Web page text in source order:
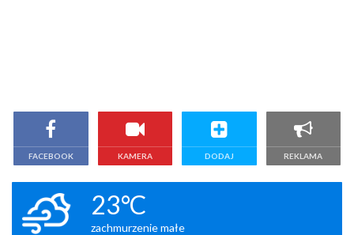
FACEBOOK KAMERA DODAJ REKLAMA
23°C
zachmurzenie małe